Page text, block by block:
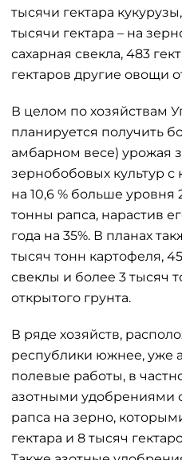
тысячи гектара
тысячи гектара – на
сахарная свекла, 483
гектаров другие овощи
В целом по хозяйствам
планируется получить
амбарном весе) урожая
зернобобовых культур с
на 10,6 % больше уровня
тонны рапса, нарастив
года на 35%. В планах
тысяч тонн картофеля,
свеклы и более 3 тысяч
открытого грунта.
В ряде хозяйств,
республики южнее, уже
полевые работы, в
азотными удобрениями
рапса на зерно,
гектара и 8 тысяч